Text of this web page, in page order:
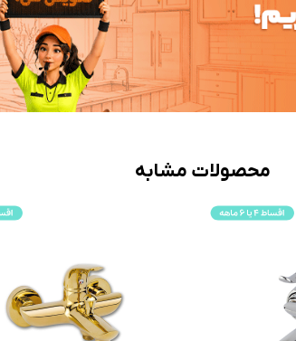
محصولات مشابه